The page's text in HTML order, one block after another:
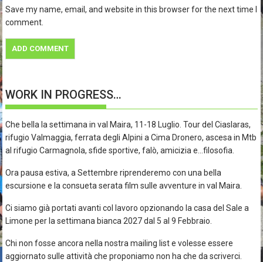
Save my name, email, and website in this browser for the next time I
comment.
WORK IN PROGRESS…
Che bella la settimana in val Maira, 11-18 Luglio. Tour del Ciaslaras,
rifugio Valmaggia, ferrata degli Alpini a Cima Dronero, ascesa in Mtb
al rifugio Carmagnola, sfide sportive, falò, amicizia e…filosofia.
Ora pausa estiva, a Settembre riprenderemo con una bella
escursione e la consueta serata film sulle avventure in val Maira.
Ci siamo già portati avanti col lavoro opzionando la casa del Sale a
Limone per la settimana bianca 2027 dal 5 al 9 Febbraio.
Chi non fosse ancora nella nostra mailing list e volesse essere
aggiornato sulle attività che proponiamo non ha che da scriverci.